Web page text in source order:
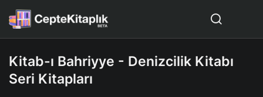
Kitab-ı Bahriyye - Denizcilik Kitabı
Seri Kitapları